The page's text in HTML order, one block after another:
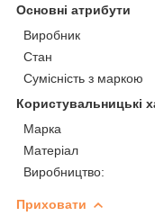
Основні атрибути
Виробник
Стан
Сумісність з маркою
Користувальницькі
Марка
Матеріал
Виробництво:
Приховати